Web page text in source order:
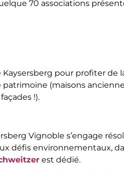
70 associations
pour profiter de
(maisons
!).
Vignoble s’engage
défis environnementaux,
est dédié.